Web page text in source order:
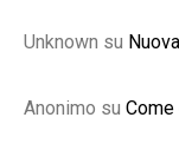
Unknown su
Anonimo su